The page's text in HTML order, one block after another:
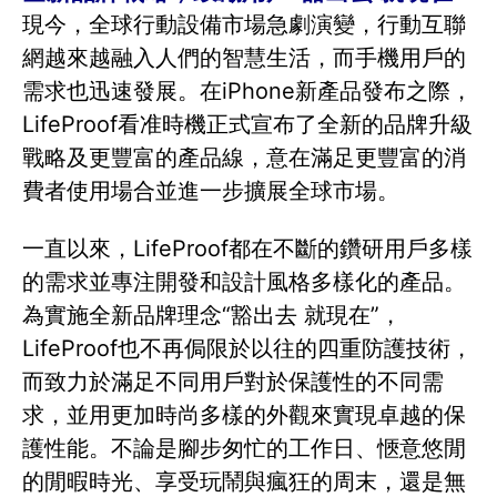
現今，全球行動設備市場急劇演變，行動互聯
網越來越融入人們的智慧生活，而手機用戶的
需求也迅速發展。在iPhone新產品發布之際，
LifeProof看准時機正式宣布了全新的品牌升級
戰略及更豐富的產品線，意在滿足更豐富的消
費者使用場合並進一步擴展全球市場。
一直以來，LifeProof都在不斷的鑽研用戶多樣
的需求並專注開發和設計風格多樣化的產品。
為實施全新品牌理念“豁出去 就現在”，
LifeProof也不再侷限於以往的四重防護技術，
而致力於滿足不同用戶對於保護性的不同需
求，並用更加時尚多樣的外觀來實現卓越的保
護性能。不論是腳步匆忙的工作日、愜意悠閒
的閒暇時光、享受玩鬧與瘋狂的周末，還是無